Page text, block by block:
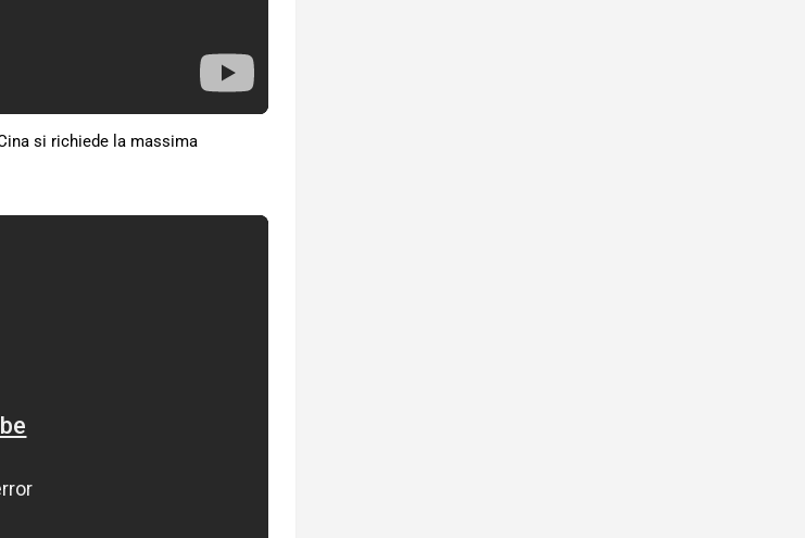
si richiede la massima